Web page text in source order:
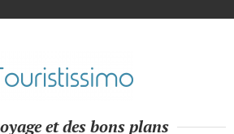
et des bons plans